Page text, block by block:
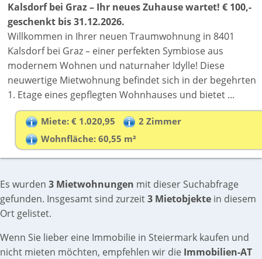
Kalsdorf bei Graz – Ihr neues Zuhause wartet! € 100,-
geschenkt bis 31.12.2026.
Willkommen in Ihrer neuen Traumwohnung in 8401
Kalsdorf bei Graz – einer perfekten Symbiose aus
modernem Wohnen und naturnaher Idylle! Diese
neuwertige Mietwohnung befindet sich in der begehrten
1. Etage eines gepflegten Wohnhauses und bietet ...
Miete: € 1.020,95
2 Zimmer
Wohnfläche: 60,55 m²
Es wurden 3 Mietwohnungen mit dieser Suchabfrage
gefunden. Insgesamt sind zurzeit3 Mietobjekte in diesem
Ort gelistet.
Wenn Sie lieber eine Immobilie in Steiermark kaufen und
nicht mieten möchten, empfehlen wir die Immobilien-AT